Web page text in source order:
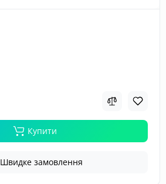
Купити
Швидке замовлення